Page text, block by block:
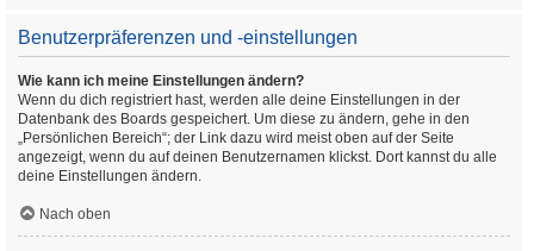
Benutzerpräferenzen und -einstellungen
Wie kann ich meine Einstellungen ändern?
Wenn du dich registriert hast, werden alle deine Einstellungen in der
Datenbank des Boards gespeichert. Um diese zu ändern, gehe in den
„Persönlichen Bereich“; der Link dazu wird meist oben auf der Seite
angezeigt, wenn du auf deinen Benutzernamen klickst. Dort kannst du alle
deine Einstellungen ändern.
Nach oben